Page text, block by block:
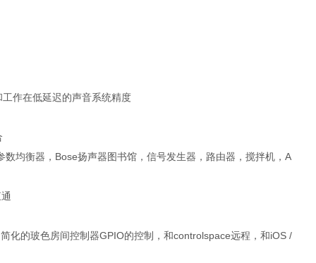
作在低延迟的声音系统精度
均衡器，Bose扬声器图书馆，信号发生器，路由器，搅拌机，A
化的玻色房间控制器GPIO的控制，和controlspace远程，和iOS /